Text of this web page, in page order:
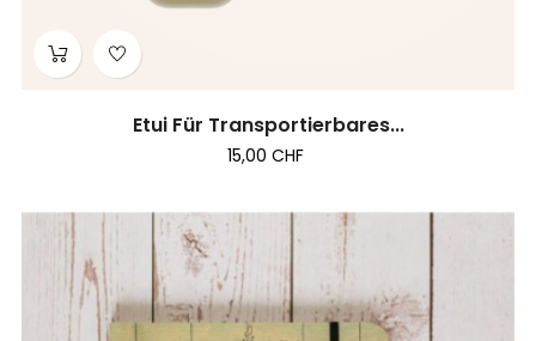
Etui Für Transportierbares...
15,00 CHF